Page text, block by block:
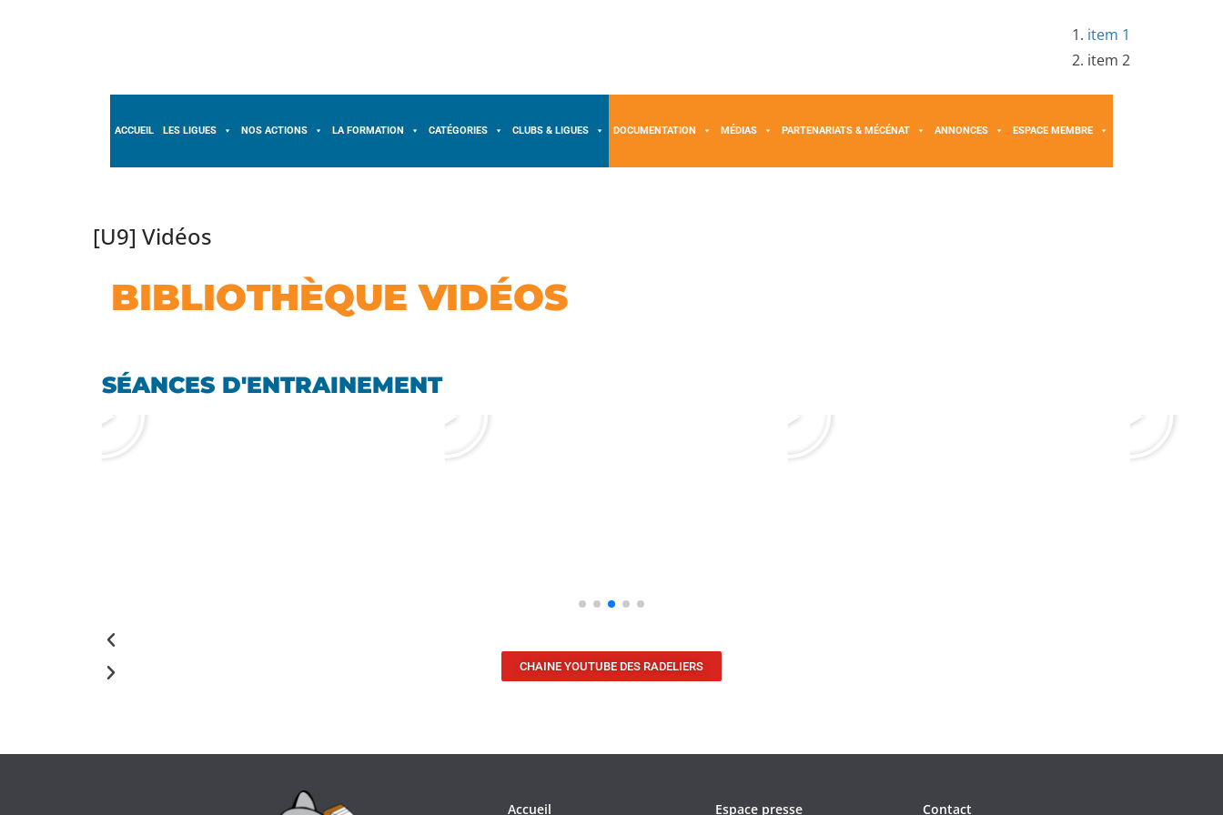
item 1
item 2
ACCUEIL LES LIGUES NOS ACTIONS LA FORMATION CATÉGORIES CLUBS & LIGUES DOCUMENTATION MÉDIAS PARTENARIATS & MÉCÉNAT ANNONCES ESPACE MEMBRE
[U9] Vidéos
BIBLIOTHÈQUE VIDÉOS
SÉANCES D'ENTRAINEMENT
CHAINE YOUTUBE DES RADELIERS
Accueil Espace presse Contact